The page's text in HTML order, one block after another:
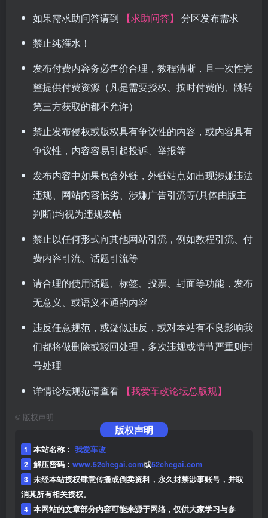
如果需求助问答请到
【求助问答】 分区发布需求
禁止纯灌水！
发布付费内容务必售价合理，教程清晰，且一次性完
整提供付费资源（凡是需要授权、按时付费的、跳转
第三方获取的都不允许）
禁止发布侵权或版权具有争议性的内容，或内容具有
争议性，内容容易引起投诉、举报等
发布内容中如果包含外链，外链站点如出现涉嫌违法
违规、网站内容低劣、涉嫌广告引流等(具体由版主
判断)均视为违规发帖
禁止以任何形式向其他网站引流，例如教程引流、付
费内容引流、话题引流等
请合理的使用话题、标签、投票、封面等功能，发布
无意义、或语义不通的内容
违反任意规范，或疑似违反，或对本站有不良影响我
们都将做删除或驳回处理，多次违规或情节严重则封
号处理
详情论坛规范请查看
【我爱车改论坛总版规】
© 版权声明
版权声明
1 本站名称： 我爱车改
2 解压密码： www.52chegai.com或52chegai.com
3 未经本站授权肆意传播或倒卖资料，永久封禁涉事账号，并取
消其所有相关授权。
4 本网站的文章部分内容可能来源于网络，仅供大家学习与参